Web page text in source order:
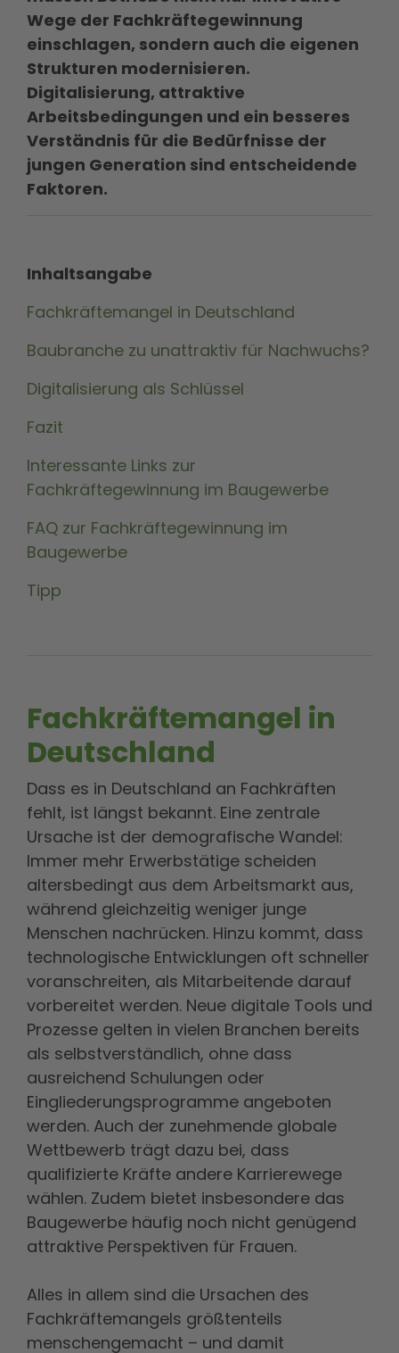
Wege der Fachkräftegewinnung
einschlagen, sondern auch die eigenen
Strukturen modernisieren.
Digitalisierung, attraktive
Arbeitsbedingungen und ein besseres
Verständnis für die Bedürfnisse der
jungen Generation sind entscheidende
Faktoren.
Inhaltsangabe
Fachkräftemangel in Deutschland
Baubranche zu unattraktiv für Nachwuchs?
Digitalisierung als Schlüssel
Fazit
Interessante Links zur
Fachkräftegewinnung im Baugewerbe
FAQ zur Fachkräftegewinnung im
Baugewerbe
Tipp
Fachkräftemangel in
Deutschland
Dass es in Deutschland an Fachkräften
fehlt, ist längst bekannt. Eine zentrale
Ursache ist der demografische Wandel:
Immer mehr Erwerbstätige scheiden
altersbedingt aus dem Arbeitsmarkt aus,
während gleichzeitig weniger junge
Menschen nachrücken. Hinzu kommt, dass
technologische Entwicklungen oft schneller
voranschreiten, als Mitarbeitende darauf
vorbereitet werden. Neue digitale Tools und
Prozesse gelten in vielen Branchen bereits
als selbstverständlich, ohne dass
ausreichend Schulungen oder
Eingliederungsprogramme angeboten
werden. Auch der zunehmende globale
Wettbewerb trägt dazu bei, dass
qualifizierte Kräfte andere Karrierewege
wählen. Zudem bietet insbesondere das
Baugewerbe häufig noch nicht genügend
attraktive Perspektiven für Frauen.
Alles in allem sind die Ursachen des
Fachkräftemangels größtenteils
menschengemacht – und damit